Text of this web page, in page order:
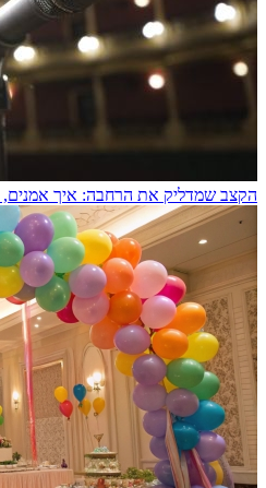
הקצב שמדליק את הרחבה: איך אמנים,